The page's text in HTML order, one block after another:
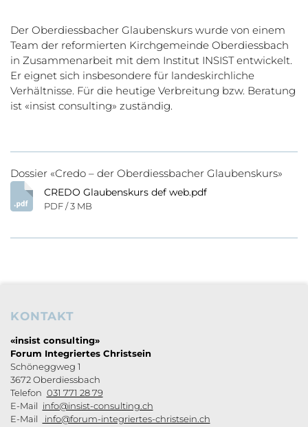
Der Oberdiessbacher Glaubenskurs wurde von einem
Team der reformierten Kirchgemeinde Oberdiessbach
in Zusammenarbeit mit dem Institut INSIST entwickelt.
Er eignet sich insbesondere für landeskirchliche
Verhältnisse. Für die heutige Verbreitung bzw. Beratung
ist «insist consulting» zuständig.
Dossier «Credo – der Oberdiessbacher Glaubenskurs»
CREDO Glaubenskurs def web.pdf
PDF / 3 MB
Footerbereich
KONTAKT
«insist consulting»
Forum Integriertes Christsein
Schöneggweg 1
3672 Oberdiessbach
Telefon 031 771 28 79
E-Mail info@insist-consulting.ch
E-Mail
info@forum-integriertes-christsein.ch